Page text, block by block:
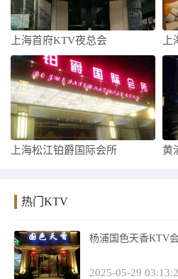
上海首府KTV夜总会
上海松江铂爵国际会所 黄
热门KTV
杨浦国色天香KTV
2025-05-29